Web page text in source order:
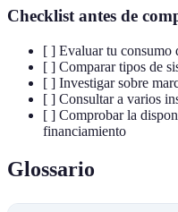
Checklist antes de
[ ] Evaluar tu consumo
[ ] Comparar tipos de
[ ] Investigar sobre
[ ] Consultar a varios
[ ] Comprobar la
financiamiento
Glossario